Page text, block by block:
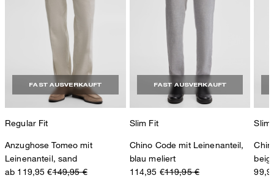
FAST AUSVERKAUFT
Regular Fit
Anzughose Tomeo mit
Leinenanteil, sand
ab 119,95 €149,95 €
FAST AUSVERKAUFT
Slim Fit
Chino Code mit Leinenanteil,
blau meliert
114,95 €119,95 €
Slim